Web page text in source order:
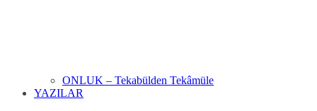
ONLUK – Tekabülden Tekâmüle
YAZILAR